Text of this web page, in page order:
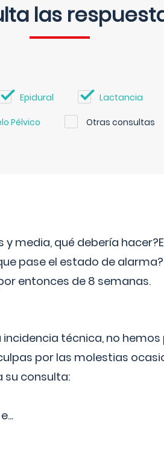
las
Epidural Lactancia
Pélvico Otras consultas
media, qué debería
pase el estado de
entonces de 8 semanas.
técnica, no
por las molestias
su consulta:
...